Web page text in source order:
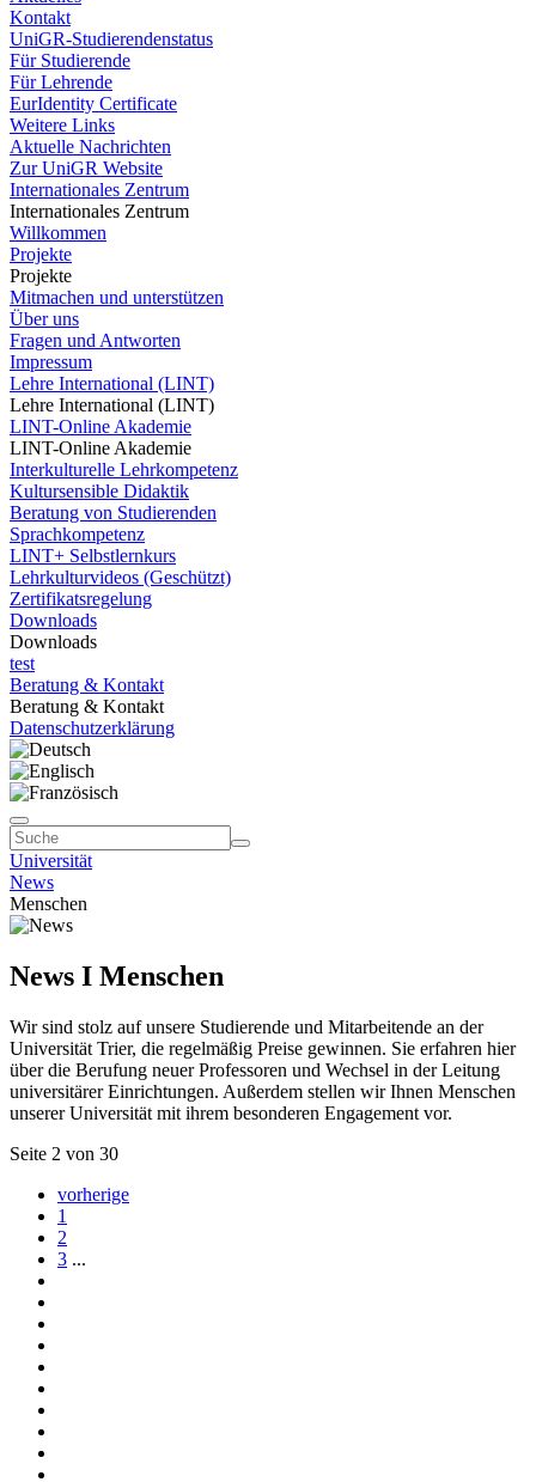
Kontakt
UniGR-Studierendenstatus
Für Studierende
Für Lehrende
EurIdentity Certificate
Weitere Links
Aktuelle Nachrichten
Zur UniGR Website
Internationales Zentrum
Internationales Zentrum
Willkommen
Projekte
Projekte
Mitmachen und unterstützen
Über uns
Fragen und Antworten
Impressum
Lehre International (LINT)
Lehre International (LINT)
LINT-Online Akademie
LINT-Online Akademie
Interkulturelle Lehrkompetenz
Kultursensible Didaktik
Beratung von Studierenden
Sprachkompetenz
LINT+ Selbstlernkurs
Lehrkulturvideos (Geschützt)
Zertifikatsregelung
Downloads
Downloads
test
Beratung & Kontakt
Beratung & Kontakt
Datenschutzerklärung
Universität
News
Menschen
News I Menschen
Wir sind stolz auf unsere Studierende und Mitarbeitende an der
Universität Trier, die regelmäßig Preise gewinnen. Sie erfahren hier
über die Berufung neuer Professoren und Wechsel in der Leitung
universitärer Einrichtungen. Außerdem stellen wir Ihnen Menschen
unserer Universität mit ihrem besonderen Engagement vor.
Seite 2 von 30
vorherige
1
2
3 ...